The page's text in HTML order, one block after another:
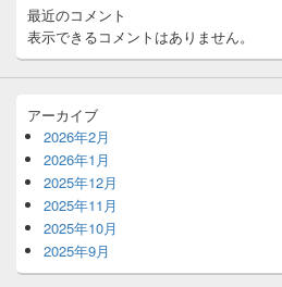
最近のコメント
表示できるコメントはありません。
アーカイブ
2026年2月
2026年1月
2025年12月
2025年11月
2025年10月
2025年9月